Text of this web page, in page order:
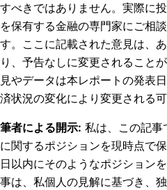
すべきではありません。実際に
を保有する金融の専門家にご相
す。ここに記載された意見は、
り、予告なしに変更されること
見やデータは本レポートの発表
済状況の変化により変更される可
筆者による開示: 私は、この記事
に関するポジションを現時点で
日以内にそのようなポジション
事は、私個人の見解に基づき、